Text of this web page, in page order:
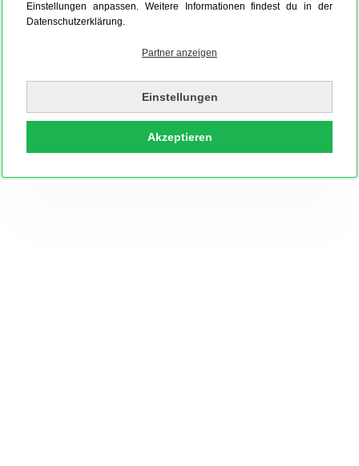
Einstellungen anpassen. Weitere Informationen findest du in der
Datenschutzerklärung.
Partner anzeigen
Einstellungen
Akzeptieren
Passt für folgende Produkte
Jetzt bestellen